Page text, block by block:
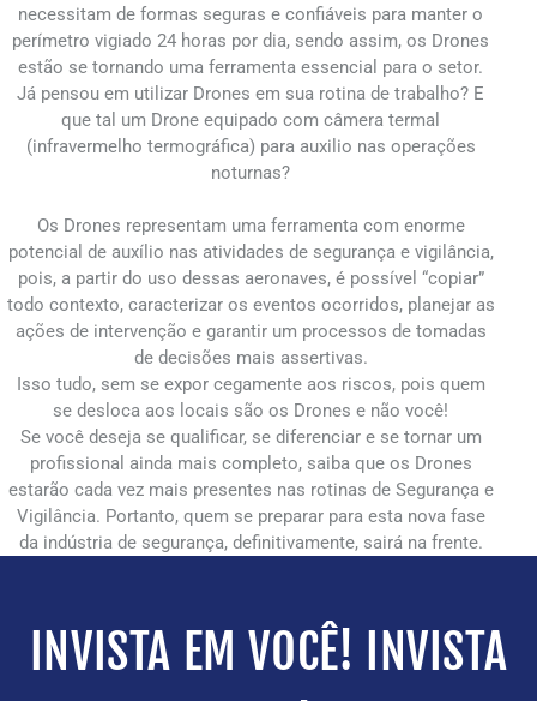
necessitam de formas seguras e confiáveis para manter o
perímetro vigiado 24 horas por dia, sendo assim, os Drones
estão se tornando uma ferramenta essencial para o setor.
Já pensou em utilizar Drones em sua rotina de trabalho? E
que tal um Drone equipado com câmera termal
(infravermelho termográfica) para auxilio nas operações
noturnas?
Os Drones representam uma ferramenta com enorme
potencial de auxílio nas atividades de segurança e vigilância,
pois, a partir do uso dessas aeronaves, é possível “copiar”
todo contexto, caracterizar os eventos ocorridos, planejar as
ações de intervenção e garantir um processos de tomadas
de decisões mais assertivas.
Isso tudo, sem se expor cegamente aos riscos, pois quem
se desloca aos locais são os Drones e não você!
Se você deseja se qualificar, se diferenciar e se tornar um
profissional ainda mais completo, saiba que os Drones
estarão cada vez mais presentes nas rotinas de Segurança e
Vigilância. Portanto, quem se preparar para esta nova fase
da indústria de segurança, definitivamente, sairá na frente.
INVISTA EM VOCÊ! INVISTA